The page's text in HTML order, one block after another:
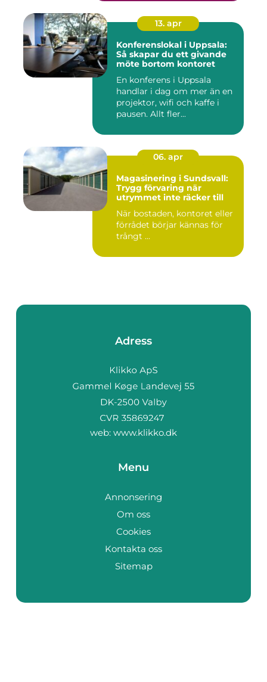
13. apr
Konferenslokal i Uppsala:
Så skapar du ett givande
möte bortom kontoret
En konferens i Uppsala
handlar i dag om mer än en
projektor, wifi och kaffe i
pausen. Allt fler...
06. apr
Magasinering i Sundsvall:
Trygg förvaring när
utrymmet inte räcker till
När bostaden, kontoret eller
förrådet börjar kännas för
trångt ...
Adress
web: www.klikko.dk
Menu
Annonsering
Om oss
Cookies
Kontakta oss
Sitemap